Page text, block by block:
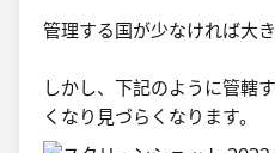
管理する国が少なければ大
しかし、下記のように管轄
くなり見づらくなります。